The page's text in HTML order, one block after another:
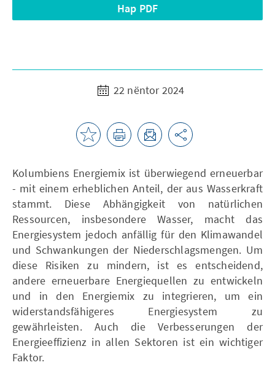
Hap PDF
22 nëntor 2024
Kolumbiens Energiemix ist überwiegend erneuerbar
- mit einem erheblichen Anteil, der aus Wasserkraft
stammt. Diese Abhängigkeit von natürlichen
Ressourcen, insbesondere Wasser, macht das
Energiesystem jedoch anfällig für den Klimawandel
und Schwankungen der Niederschlagsmengen. Um
diese Risiken zu mindern, ist es entscheidend,
andere erneuerbare Energiequellen zu entwickeln
und in den Energiemix zu integrieren, um ein
widerstandsfähigeres Energiesystem zu
gewährleisten. Auch die Verbesserungen der
Energieeffizienz in allen Sektoren ist ein wichtiger
Faktor.